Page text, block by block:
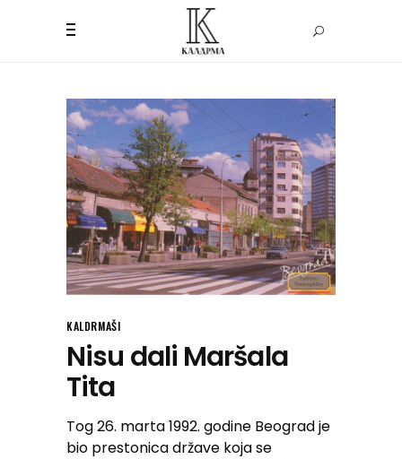
KALDRMAŠI
Nisu dali Maršala
Tita
Tog 26. marta 1992. godine Beograd je
bio prestonica države koja se